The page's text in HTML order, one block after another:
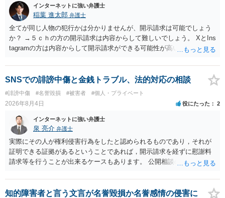
インターネットに強い弁護士
稲葉 進太郎 弁護士
全てが同じ人物の犯行かは分かりませんが、開示請求は可能でしょう
か？ →５ｃｈの方の開示請求は内容からして難しいでしょう。 XとIns
tagramの方は内容からして開示請求ができる可能性が高いでしょう。
いでしょう。７月中にアカウントが削除されている場合、今から進め
ても失敗する可能性が高いように思われます。 相手を特定できた場
合、相手に全ての弁護士費用を負担させることは可能でしょうか？ →
訴訟外の交渉で相手方が認めれば負担させることができるでしょう。
訴訟で判決となった場合は、実際の弁護士費用が認められる場合と認
められない場合があり何ともいえないところでしょう。
SNSでの誹謗中傷と金銭トラブル、法的対応の相談
#誹謗中傷 #名誉毀損 #被害者 #個人・プライベート
2026年8月4日 役にたった 2
インターネットに強い弁護士
泉 亮介 弁護士
実際にその人が権利侵害行為をしたと認められるものであり，それが
証明できる証拠があるということであれば，開示請求を経ずに慰謝料
請求等を行うことが出来るケースもあります。 公開相談の場では回答
に個別に相談されると良いでしょう。
知的障害者と言う文言が名誉毀損か名誉感情の侵害に